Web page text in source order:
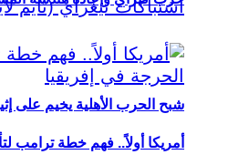
شبح الحرب الأهلية يخيم على
أمريكا أولاً.. فهم خطة ترامب